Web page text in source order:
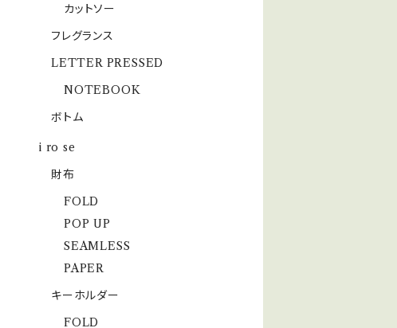
カットソー
フレグランス
LETTER PRESSED
NOTEBOOK
ボトム
i ro se
財布
FOLD
POP UP
SEAMLESS
PAPER
キーホルダー
FOLD